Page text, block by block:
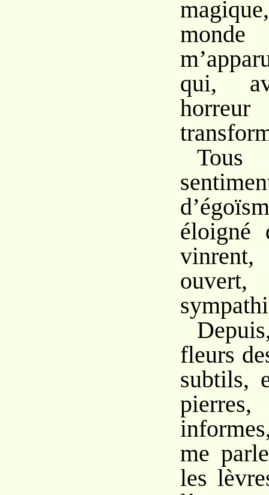
qui,
Tous
éloigné
fleurs
subtils,
me
les